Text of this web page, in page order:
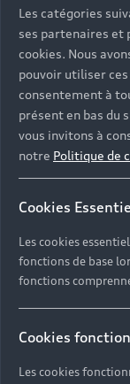
Les catégories
ses partenaires et
cookies. Nous
pouvoir utiliser ces
consentement à
présent en bas du
vous invitons à
notre Politique de
Cookies
Les cookies
fonctions de base
fonctions
Cookies
Les cookies